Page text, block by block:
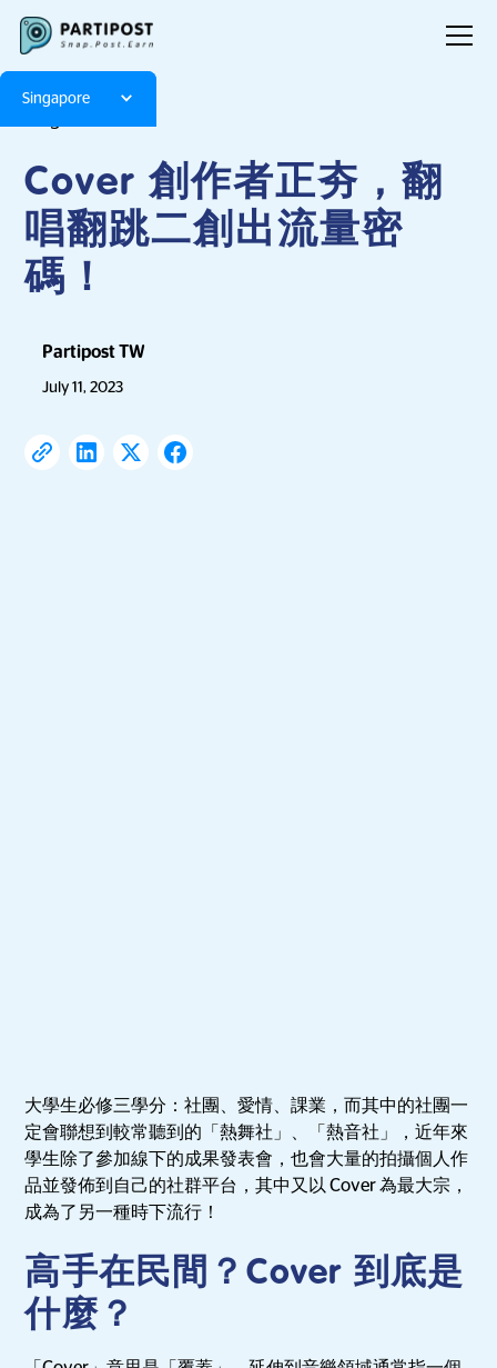
Singapore
Cover 創作者正夯，翻
唱翻跳二創出流量密
碼！
Partipost TW
July 11, 2023
大學生必修三學分：社團、愛情、課業，而其中的社團一
定會聯想到較常聽到的「熱舞社」、「熱音社」，近年來
學生除了參加線下的成果發表會，也會大量的拍攝個人作
品並發佈到自己的社群平台，其中又以 Cover 為最大宗，
成為了另一種時下流行！
高手在民間？Cover 到底是
什麼？